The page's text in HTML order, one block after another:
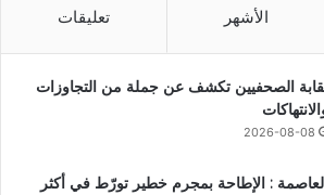
الأشهر تعليقات
الصحفيين تكشف عن جملة من التجاوزات
2026-08-08
العاصمة : الإطاحة بمجرم خطير تورّط في أكثر